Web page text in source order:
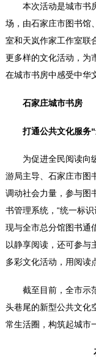
本次活动是城市书
场，由石家庄市图书馆
室和天岚作家工作室联
更多样的文化活动，为
在城市书房中感受中华
石家庄城市书房
打通公共文化服务
为促进全民阅读向
游局主导、石家庄市图
调动社会力量，参与图
书管理系统，“统一标
现与全市总分馆图书通
以静享阅读，还可参与
多彩文化活动，用阅读
截至目前，全市示
头巷尾的新型公共文化
常生活圈，构筑起城市